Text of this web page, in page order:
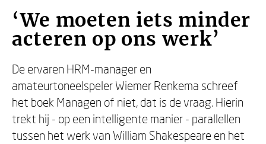
‘We moeten iets minder
acteren op ons werk’
De ervaren HRM-manager en
amateurtoneelspeler Wiemer Renkema schreef
het boek Managen of niet, dat is de vraag. Hierin
trekt hij - op een intelligente manier - parallellen
tussen het werk van William Shakespeare en het